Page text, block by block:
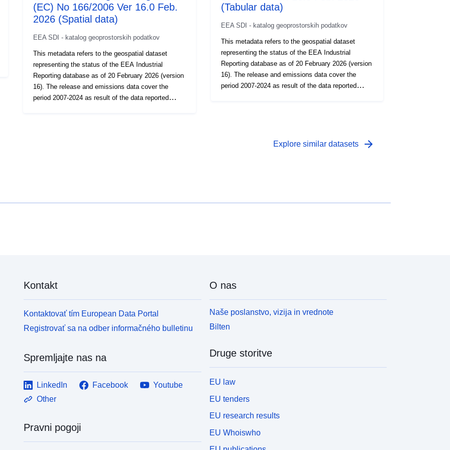
(EC) No 166/2006 Ver 16.0 Feb.
2026 (Spatial data)
EEA SDI - katalog geoprostorskih podatkov
This metadata refers to the geospatial dataset
representing the status of the EEA Industrial
Reporting database as of 20 February 2026 (version
16). The release and emissions data cover the
period 2007-2024 as result of the data reported
(Tabular data)
EEA SDI - katalog geoprostorskih podatkov
This metadata refers to the geospatial dataset
representing the status of the EEA Industrial
Reporting database as of 20 February 2026 (version
16). The release and emissions data cover the
period 2007-2024 as result of the data reported
Commission Implementing Decision 2018/1135 and
Explore similar datasets arrow_forward
Kontakt
Kontaktovať tím European Data Portal
Registrovať sa na odber informačného bulletinu
Spremljajte nas na
LinkedIn Facebook
Youtube
Other
Pravni pogoji
O nas
Naše poslanstvo, vizija in vrednote
Bilten
Druge storitve
EU law
EU tenders
EU research results
EU Whoiswho